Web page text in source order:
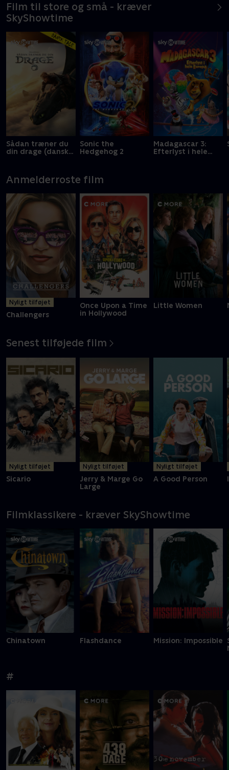
Film til store og små - kræver
SkyShowtime
Sådan træner du
din drage (dansk
Sonic the
Hedgehog 2
Madagascar 3:
Efterlyst i hele
Anmelderroste film
Nyligt tilføjet
Challengers
Once Upon a Time
in Hollywood
Little Women
Senest tilføjede film
Nyligt tilføjet
Sicario
Nyligt tilføjet
Jerry & Marge Go
Large
Nyligt tilføjet
A Good Person
Filmklassikere - kræver SkyShowtime
Chinatown Flashdance Mission: Impossible
#